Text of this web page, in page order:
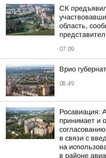
СК
область,
07:09
Врио
08:49
принимает и
в связи с
на
в районе